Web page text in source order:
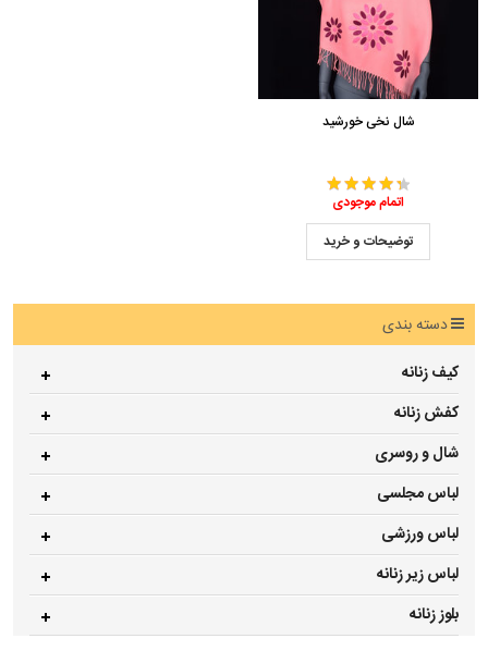
شال نخی خورشید
اتمام موجودی
توضیحات و خرید
دسته بندی
کیف زنانه
کفش زنانه
شال و روسری
لباس مجلسی
لباس ورزشی
لباس زیر زنانه
بلوز زنانه